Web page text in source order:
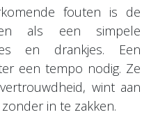
fouten is de
als een simpele
en drankjes. Een
een tempo nodig. Ze
wint aan
in te zakken.